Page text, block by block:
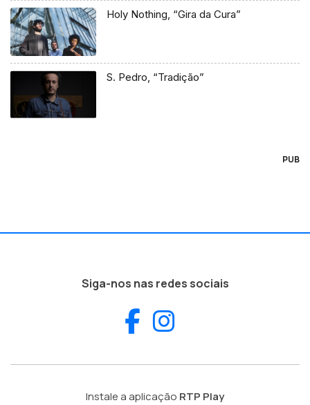
Holy Nothing, “Gira da Cura”
S. Pedro, “Tradição”
PUB
Siga-nos nas redes sociais
Facebook
Instale a aplicação RTP Play